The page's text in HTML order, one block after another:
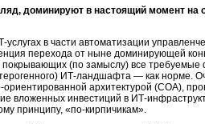
доминируют в настоящий момент на
услугах в части автоматизации
перехода от ныне доминирующей
(по замыслу) все требуемые
ИТ-ландшафта — как норме.
архитектурой (СОА),
вложенных инвестиций в ИТ-
принципу, «по-кирпичикам».